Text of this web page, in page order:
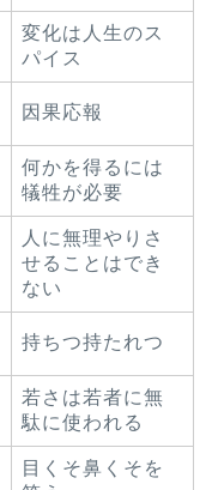
変化は人生のス
パイス
因果応報
何かを得るには
犠牲が必要
人に無理やりさ
せることはでき
ない
持ちつ持たれつ
若さは若者に無
駄に使われる
目くそ鼻くそを